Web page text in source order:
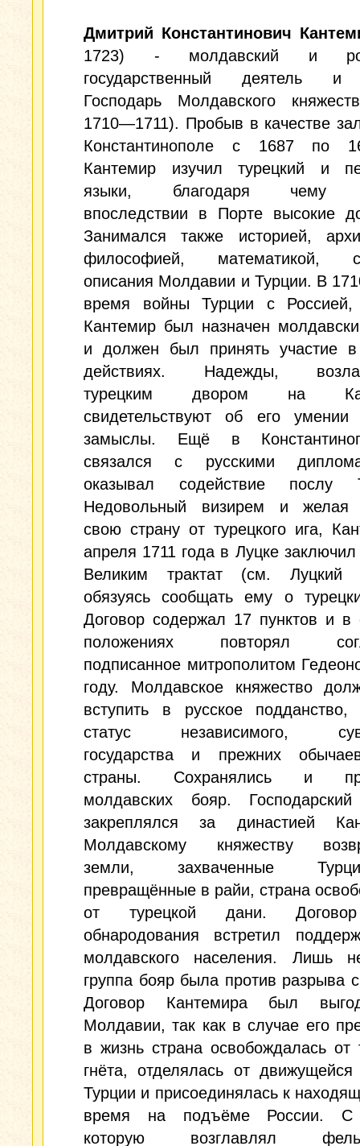
Дмитрий Константинович
1723) - молдавский и
государственный деятель и
Господарь Молдавского
1710—1711). Пробыв в качестве
Константинополе с 1687 по
Кантемир изучил турецкий и
языки, благодаря чему
впоследствии в Порте высокие
Занимался также историей,
философией, математикой,
описания Молдавии и Турции. В
время войны Турции с Россией,
Кантемир был назначен
и должен был принять участие
действиях. Надежды,
турецким двором на
свидетельствуют об его умении
замыслы. Ещё в
связался с русскими
оказывал содействие послу
Недовольный визирем и желая
свою страну от турецкого ига,
апреля 1711 года в Луцке
Великим трактат (см. Луцкий
обязуясь сообщать ему о
Договор содержал 17 пунктов и в
положениях повторял
подписанное митрополитом
году. Молдавское княжество
вступить в русское подданство,
статус независимого,
государства и прежних
страны. Сохранялись и
молдавских бояр.
закреплялся за династией
Молдавскому княжеству
земли, захваченные
превращённые в райи, страна
от турецкой дани.
обнародования встретил
молдавского населения. Лишь
группа бояр была против разрыва
Договор Кантемира был
Молдавии, так как в случае его
в жизнь страна освобождалась от
гнёта, отделялась от
Турции и присоединялась к
время на подъёме России. С
которую возглавлял